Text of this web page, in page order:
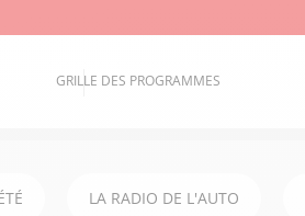
GRILLE DES PROGRAMMES
LA RADIO DE L'AUTO